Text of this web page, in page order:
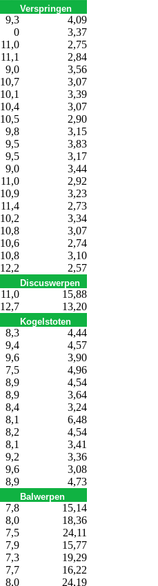
Verspringen
9,3
4,09
0
3,37
11,0
2,75
11,1
2,84
9,0
3,56
10,7
3,07
10,1
3,39
10,4
3,07
10,5
2,90
9,8
3,15
9,5
3,83
9,5
3,17
9,0
3,44
11,0
2,92
10,9
3,23
11,4
2,73
10,2
3,34
10,8
3,07
10,6
2,74
10,8
3,10
12,2 2,57
Discuswerpen
11,0
15,88
12,7 13,20
Kogelstoten
8,3
4,44
9,4
4,57
9,6
3,90
7,5
4,96
8,9
4,54
8,9
3,64
8,4
3,24
8,1
6,48
8,2
4,54
8,1
3,41
9,2
3,36
9,6
3,08
8,9 4,73
Balwerpen
7,8
15,14
8,0
18,36
7,5
24,11
7,9
15,77
7,3
19,29
7,7
16,22
8,0 24,19